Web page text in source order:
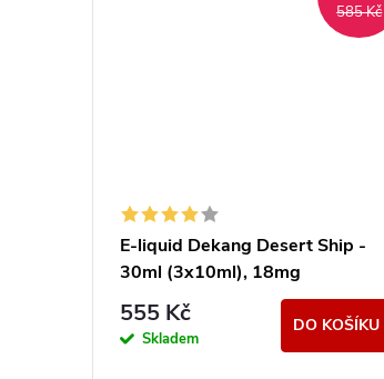
585 Kč
E-liquid Dekang Desert Ship -
30ml (3x10ml), 18mg
555 Kč
Skladem
DO KOŠÍKU